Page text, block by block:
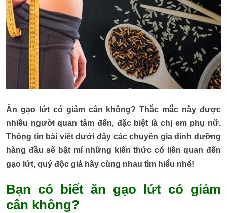
Ăn gạo lứt có giảm cân không? Thắc mắc này được
nhiều người quan tâm đến, đặc biệt là chị em phụ nữ.
Thông tin bài viết dưới đây các chuyên gia dinh dưỡng
hàng đầu sẽ bật mí những kiến thức có liên quan đến
gạo lứt, quý độc giả hãy cùng nhau tìm hiểu nhé!
Bạn có biết ăn gạo lứt có giảm
cân không?